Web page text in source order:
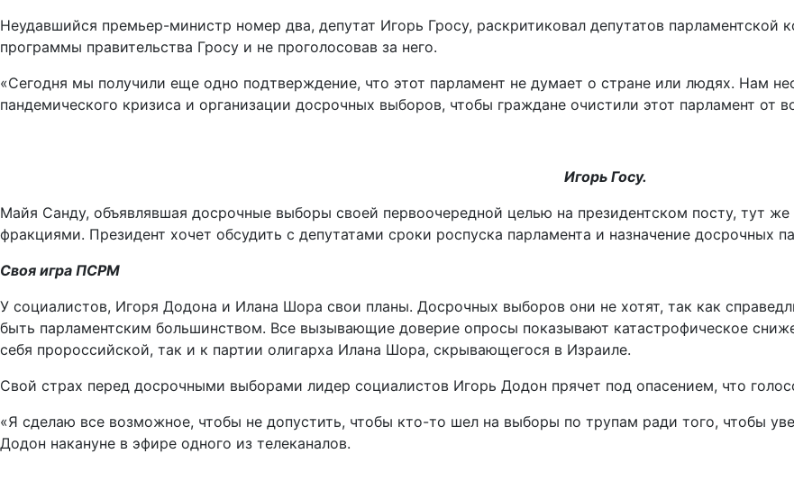
Неудавшийся премьер-министр номер два, депутат Игорь Гросу, раскритиковал депутатов парламентской
программы правительства Гросу и не проголосовав за него.
«Сегодня мы получили еще одно подтверждение, что этот парламент не думает о стране или людях. Нам
пандемического кризиса и организации досрочных выборов, чтобы граждане очистили этот парламент от
Игорь Госу.
Майя Санду, объявлявшая досрочные выборы своей первоочередной целью на президентском посту, тут
фракциями. Президент хочет обсудить с депутатами сроки роспуска парламента и назначение досрочных
Своя игра ПСРМ
У социалистов, Игоря Додона и Илана Шора свои планы. Досрочных выборов они не хотят, так как
быть парламентским большинством. Все вызывающие доверие опросы показывают катастрофическое
себя пророссийской, так и к партии олигарха Илана Шора, скрывающегося в Израиле.
Свой страх перед досрочными выборами лидер социалистов Игорь Додон прячет под опасением, что
«Я сделаю все возможное, чтобы не допустить, чтобы кто-то шел на выборы по трупам ради того, чтобы
Додон накануне в эфире одного из телеканалов.